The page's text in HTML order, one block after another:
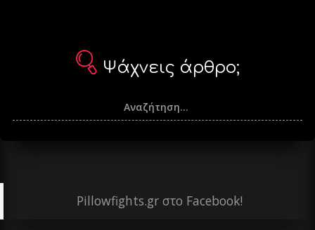
Ψάχνεις άρθρο;
Pillowfights.gr στο Facebook!